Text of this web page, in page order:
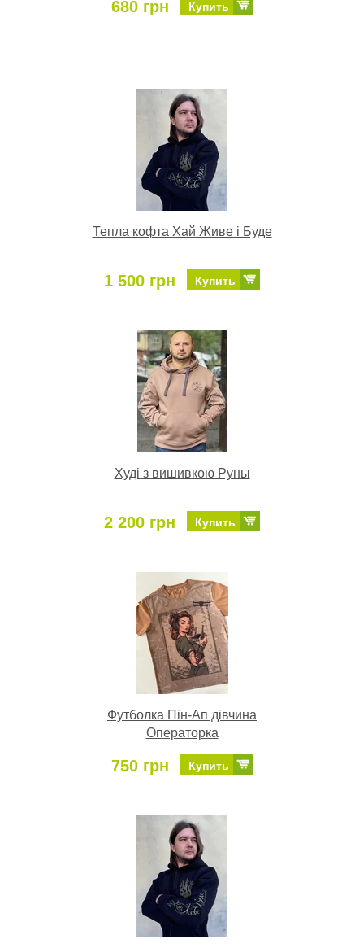
680 грн Купить
Тепла кофта Хай Живе і Буде
1 500 грн Купить
Худі з вишивкою Руны
2 200 грн Купить
Футболка Пін-Ап дівчина
Операторка
750 грн Купить